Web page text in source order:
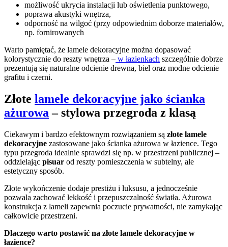
możliwość ukrycia instalacji lub oświetlenia punktowego,
poprawa akustyki wnętrza,
odporność na wilgoć (przy odpowiednim doborze materiałów,
np. fornirowanych
Warto pamiętać, że lamele dekoracyjne można dopasować
kolorystycznie do reszty wnętrza – w łazienkach szczególnie dobrze
prezentują się naturalne odcienie drewna, biel oraz modne odcienie
grafitu i czerni.
Złote lamele dekoracyjne jako ścianka
ażurowa – stylowa przegroda z klasą
Ciekawym i bardzo efektownym rozwiązaniem są złote lamele
dekoracyjne zastosowane jako ścianka ażurowa w łazience. Tego
typu przegroda idealnie sprawdzi się np. w przestrzeni publicznej –
oddzielając pisuar od reszty pomieszczenia w subtelny, ale
estetyczny sposób.
Złote wykończenie dodaje prestiżu i luksusu, a jednocześnie
pozwala zachować lekkość i przepuszczalność światła. Ażurowa
konstrukcja z lameli zapewnia poczucie prywatności, nie zamykając
całkowicie przestrzeni.
Dlaczego warto postawić na złote lamele dekoracyjne w
łazience?